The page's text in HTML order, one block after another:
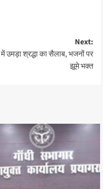
Next:
उमड़ा श्रद्धा का सैलाब, भजनों पर
झूमे भक्त